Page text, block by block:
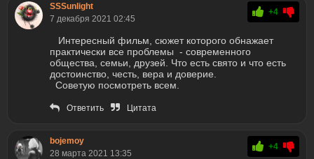
SSSunlight
7 декабря 2021 02:45
+4
Интересный фильм, сюжет которого обнажает
практически все проблемы - современного
общества, семьи, друзей. Что есть свято и что есть
достоинство, честь, вера и доверие.
Советую посмотреть всем.
Ответить Цитата
bojemoy
28 марта 2021 13:35
+4